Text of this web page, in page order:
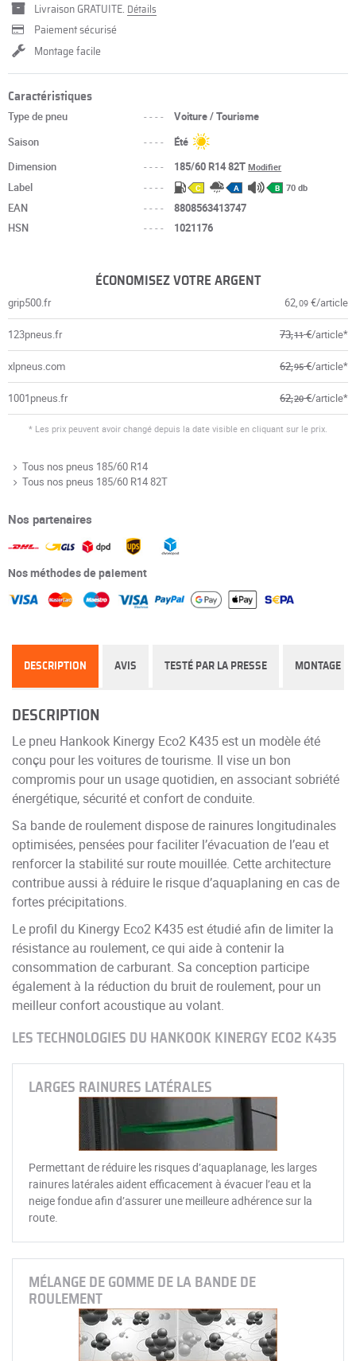
Livraison GRATUITE. Détails
Paiement sécurisé
Montage facile
Caractéristiques
Type de pneu ----
Voiture / Tourisme
Saison
----
Été
Dimension
---- 185/60 R14 82TModifier
Label ---- C A B 70 db
EAN ----
8808563413747
HSN
---- 1021176
ÉCONOMISEZ VOTRE ARGENT
grip500.fr 62,09 €/article
123pneus.fr 73,11€/article*
xlpneus.com 62,95€/article*
1001pneus.fr 62,20€/article*
* Les prix peuvent avoir changé depuis la date visible en cliquant sur le prix.
Tous nos pneus 185/60 R14
Tous nos pneus 185/60 R14 82T
Nos partenaires
Nos méthodes de paiement
DESCRIPTION AVIS TESTÉ PAR LA PRESSE MONTAGE
DESCRIPTION
Le pneu Hankook Kinergy Eco2 K435 est un modèle été
conçu pour les voitures de tourisme. Il vise un bon
compromis pour un usage quotidien, en associant sobriété
énergétique, sécurité et confort de conduite.
Sa bande de roulement dispose de rainures longitudinales
optimisées, pensées pour faciliter l’évacuation de l’eau et
renforcer la stabilité sur route mouillée. Cette architecture
contribue aussi à réduire le risque d’aquaplaning en cas de
fortes précipitations.
Le profil du Kinergy Eco2 K435 est étudié afin de limiter la
résistance au roulement, ce qui aide à contenir la
consommation de carburant. Sa conception participe
également à la réduction du bruit de roulement, pour un
meilleur confort acoustique au volant.
LES TECHNOLOGIES DU HANKOOK KINERGY ECO2 K435
LARGES RAINURES LATÉRALES
Permettant de réduire les risques d’aquaplanage, les larges
rainures latérales aident efficacement à évacuer l’eau et la
neige fondue afin d’assurer une meilleure adhérence sur la
route.
MÉLANGE DE GOMME DE LA BANDE DE
ROULEMENT